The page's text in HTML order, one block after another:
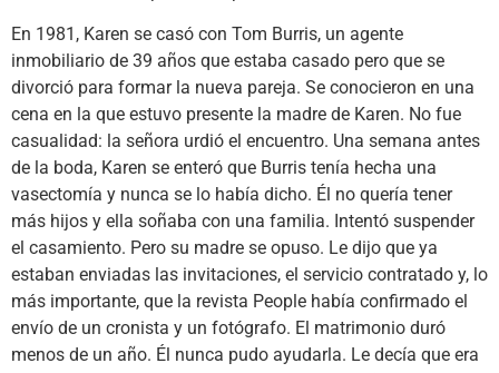
En 1981, Karen se casó con Tom Burris, un agente
inmobiliario de 39 años que estaba casado pero que se
divorció para formar la nueva pareja. Se conocieron en una
cena en la que estuvo presente la madre de Karen. No fue
casualidad: la señora urdió el encuentro. Una semana antes
de la boda, Karen se enteró que Burris tenía hecha una
vasectomía y nunca se lo había dicho. Él no quería tener
más hijos y ella soñaba con una familia. Intentó suspender
el casamiento. Pero su madre se opuso. Le dijo que ya
estaban enviadas las invitaciones, el servicio contratado y, lo
más importante, que la revista People había confirmado el
envío de un cronista y un fotógrafo. El matrimonio duró
menos de un año. Él nunca pudo ayudarla. Le decía que era